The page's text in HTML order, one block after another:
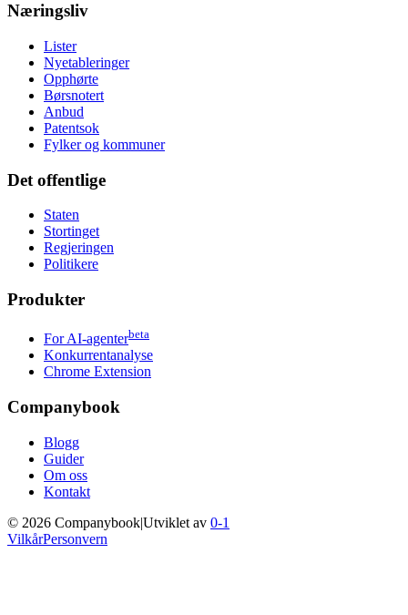
Næringsliv
Lister
Nyetableringer
Opphørte
Børsnotert
Anbud
Patentsok
Fylker og kommuner
Det offentlige
Staten
Stortinget
Regjeringen
Politikere
Produkter
For AI-agenterbeta
Konkurrentanalyse
Chrome Extension
Companybook
Blogg
Guider
Om oss
Kontakt
© 2026 Companybook|Utviklet av 0-1
VilkårPersonvern